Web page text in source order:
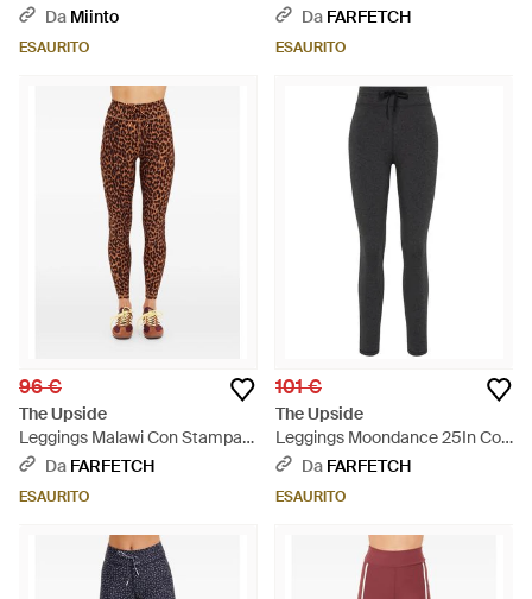
Da Miinto
ESAURITO
Da FARFETCH
ESAURITO
96 €
The Upside
Leggings Malawi Con Stampa -
Marrone
Da FARFETCH
ESAURITO
101 €
The Upside
Leggings Moondance 25In Con
Coulisse - Nero
Da FARFETCH
ESAURITO